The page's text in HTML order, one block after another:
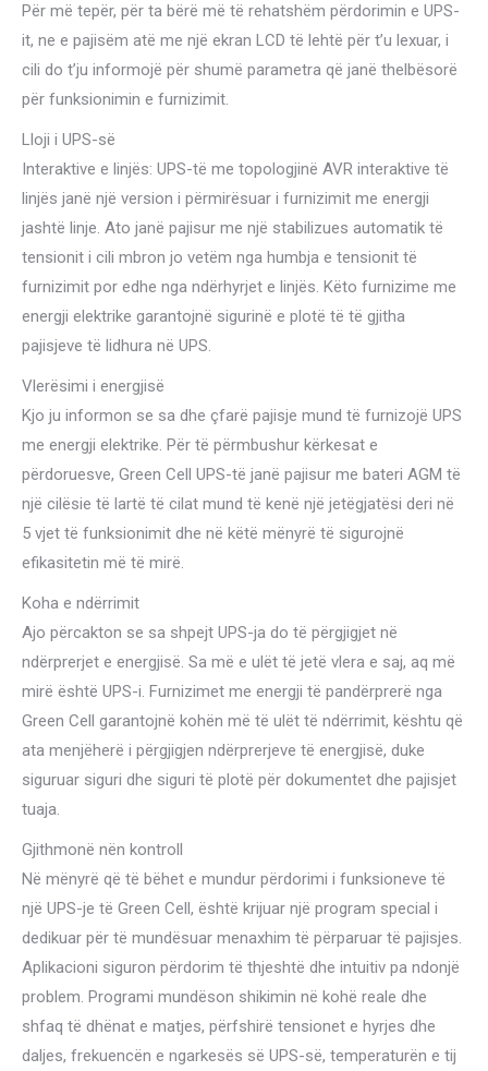
Për më tepër, për ta bërë më të rehatshëm përdorimin e UPS-
it, ne e pajisëm atë me një ekran LCD të lehtë për t’u lexuar, i
cili do t’ju informojë për shumë parametra që janë thelbësorë
për funksionimin e furnizimit.
Lloji i UPS-së
Interaktive e linjës: UPS-të me topologjinë AVR interaktive të
linjës janë një version i përmirësuar i furnizimit me energji
jashtë linje. Ato janë pajisur me një stabilizues automatik të
tensionit i cili mbron jo vetëm nga humbja e tensionit të
furnizimit por edhe nga ndërhyrjet e linjës. Këto furnizime me
energji elektrike garantojnë sigurinë e plotë të të gjitha
pajisjeve të lidhura në UPS.
Vlerësimi i energjisë
Kjo ju informon se sa dhe çfarë pajisje mund të furnizojë UPS
me energji elektrike. Për të përmbushur kërkesat e
përdoruesve, Green Cell UPS-të janë pajisur me bateri AGM të
një cilësie të lartë të cilat mund të kenë një jetëgjatësi deri në
5 vjet të funksionimit dhe në këtë mënyrë të sigurojnë
efikasitetin më të mirë.
Koha e ndërrimit
Ajo përcakton se sa shpejt UPS-ja do të përgjigjet në
ndërprerjet e energjisë. Sa më e ulët të jetë vlera e saj, aq më
mirë është UPS-i. Furnizimet me energji të pandërprerë nga
Green Cell garantojnë kohën më të ulët të ndërrimit, kështu që
ata menjëherë i përgjigjen ndërprerjeve të energjisë, duke
siguruar siguri dhe siguri të plotë për dokumentet dhe pajisjet
tuaja.
Gjithmonë nën kontroll
Në mënyrë që të bëhet e mundur përdorimi i funksioneve të
një UPS-je të Green Cell, është krijuar një program special i
dedikuar për të mundësuar menaxhim të përparuar të pajisjes.
Aplikacioni siguron përdorim të thjeshtë dhe intuitiv pa ndonjë
problem. Programi mundëson shikimin në kohë reale dhe
shfaq të dhënat e matjes, përfshirë tensionet e hyrjes dhe
daljes, frekuencën e ngarkesës së UPS-së, temperaturën e tij